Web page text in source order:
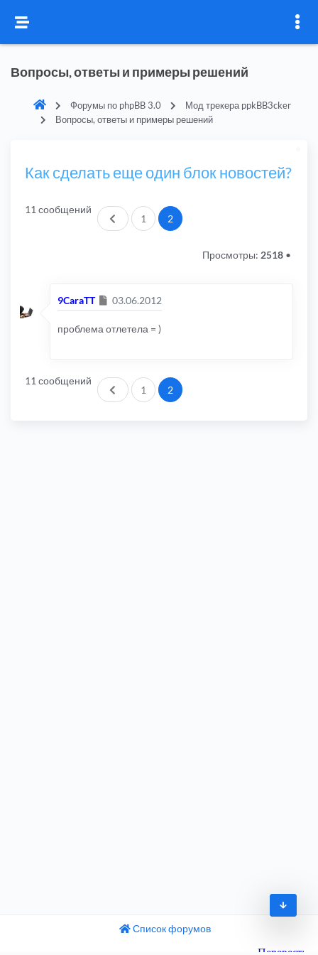
Вопросы, ответы и примеры решений
Форумы по phpBB 3.0
Мод трекера ppkBB3cker
Вопросы, ответы и примеры решений
Как сделать еще один блок новостей?
11 сообщений
Пред.1 2
Просмотры: 2518 •
9CaraTT Сообщение
03.06.2012
проблема отлетела = )
11 сообщений
Пред.1 2
Список форумов